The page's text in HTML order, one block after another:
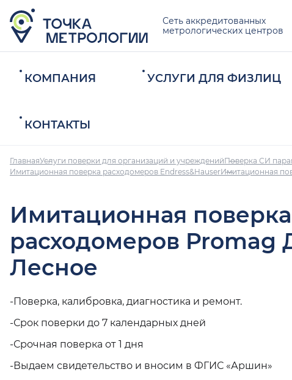
Сеть аккредитованных
метрологических центров
КОМПАНИЯ УСЛУГИ ДЛЯ ФИЗЛИЦ
КОНТАКТЫ
ГлавнаяУслуги поверки для организаций и учрежденийПоверка СИ
Имитационная поверка расходомеров Endress&HauserИмитационная
Имитационная поверка
расходомеров Promag
Лесное
-Поверка, калибровка, диагностика и ремонт.
-Срок поверки до 7 календарных дней
-Срочная поверка от 1 дня
-Выдаем свидетельство и вносим в ФГИС «Аршин»